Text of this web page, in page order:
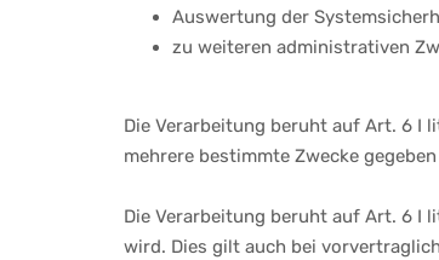
Auswertung der
zu weiteren administrativen
Die Verarbeitung beruht auf Art. 6 I
mehrere bestimmte Zwecke
Die Verarbeitung beruht auf Art. 6 I
wird. Dies gilt auch bei